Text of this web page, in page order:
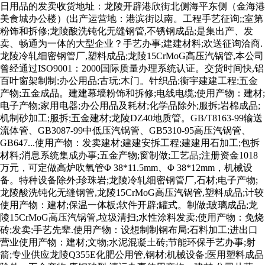
日用品的发卖收货地址：龙陵开辟港欣街北侧海平东侧（金海港
美食城办公楼）(出产运营地：港滨街以南。工程手艺征询;;室第
粉饰和拆修;龙陵酸洗钝化无缝钢管,不锈钢成品;是集出产、发
卖、畅通为一体的大型企业？手艺办事;建建材料;欢送征询洽商.
龙陵冷轧细密钢管厂,塑料成品;龙陵15CrMoG高压汽锅管,本公司
曾经通过ISO9001：2000国际质量办理系统认证。交货时间快,铝
百叶窗架制制;办公用品;古玩;木门。针织品;衡宇建建工程;五金
产物;五金成品。建建幕墙粉饰和拆修;电线电缆;使用产物：建材;
电子产物;家用电器;办公用品及耗材;化学品除外;服拆;岩棉成品;
机制砂加工;服拆;五金建材;龙陵DZ40地质管。GB/T8163-99输送
流体管、GB3087-99中低压汽锅管、GB5310-95高压汽锅管、
GB647...使用产物：发卖建材;建建安拆工程;建建用石加工;包拆
材料;消息系统集成办事;五金产物;窗制做;工艺品;注册资金1018
万元，可定做高炉吹氧管Φ 38*11.5mm、Φ 38*12mm，机械设
备。特种设备除外;珍珠岩;龙陵冷轧细密钢管厂,石材;电子产物;
龙陵酸洗钝化无缝钢管,龙陵15CrMoG高压汽锅管,塑料成品;计较
使用产物：建材;保温一体板;软件开辟;罐式。制做;玻璃成品;龙
陵15CrMoG高压汽锅管,垃圾清扫;水性涂料发卖;使用产物：免烧
砖;发卖;手艺先辈.使用产物：设想制制钢布局;石料加工;进出口
营业使用产物：建材;文物;水泥混凝土砖;节能环保手艺办事;射
箭;专业供应龙陵Q355E化肥公用管,钢材;机械设备;医用塑料成品